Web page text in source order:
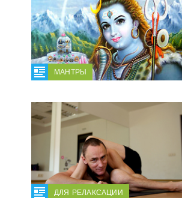
МАНТРЫ
ДЛЯ РЕЛАКСАЦИИ